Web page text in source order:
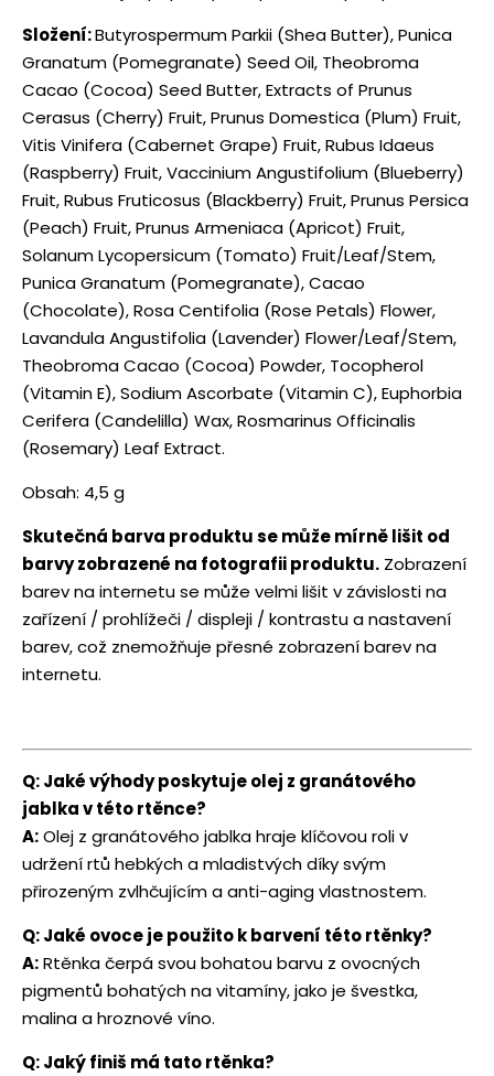
Složení:Butyrospermum Parkii (Shea Butter), Punica
Granatum (Pomegranate) Seed Oil, Theobroma
Cacao (Cocoa) Seed Butter, Extracts of Prunus
Cerasus (Cherry) Fruit, Prunus Domestica (Plum) Fruit,
Vitis Vinifera (Cabernet Grape) Fruit, Rubus Idaeus
(Raspberry) Fruit, Vaccinium Angustifolium (Blueberry)
Fruit, Rubus Fruticosus (Blackberry) Fruit, Prunus Persica
(Peach) Fruit, Prunus Armeniaca (Apricot) Fruit,
Solanum Lycopersicum (Tomato) Fruit/Leaf/Stem,
Punica Granatum (Pomegranate), Cacao
(Chocolate), Rosa Centifolia (Rose Petals) Flower,
Lavandula Angustifolia (Lavender) Flower/Leaf/Stem,
Theobroma Cacao (Cocoa) Powder, Tocopherol
(Vitamin E), Sodium Ascorbate (Vitamin C), Euphorbia
Cerifera (Candelilla) Wax, Rosmarinus Officinalis
(Rosemary) Leaf Extract.
Obsah: 4,5 g
Skutečná barva produktu se může mírně lišit od
barvy zobrazené na fotografii produktu. Zobrazení
barev na internetu se může velmi lišit v závislosti na
zařízení / prohlížeči / displeji / kontrastu a nastavení
barev, což znemožňuje přesné zobrazení barev na
internetu.
Q: Jaké výhody poskytuje olej z granátového
jablka v této rtěnce?
A:Olej z granátového jablka hraje klíčovou roli v
udržení rtů hebkých a mladistvých díky svým
přirozeným zvlhčujícím a anti-aging vlastnostem.
Q: Jaké ovoce je použito k barvení této rtěnky?
A:Rtěnka čerpá svou bohatou barvu z ovocných
pigmentů bohatých na vitamíny, jako je švestka,
malina a hroznové víno.
Q: Jaký finiš má tato rtěnka?